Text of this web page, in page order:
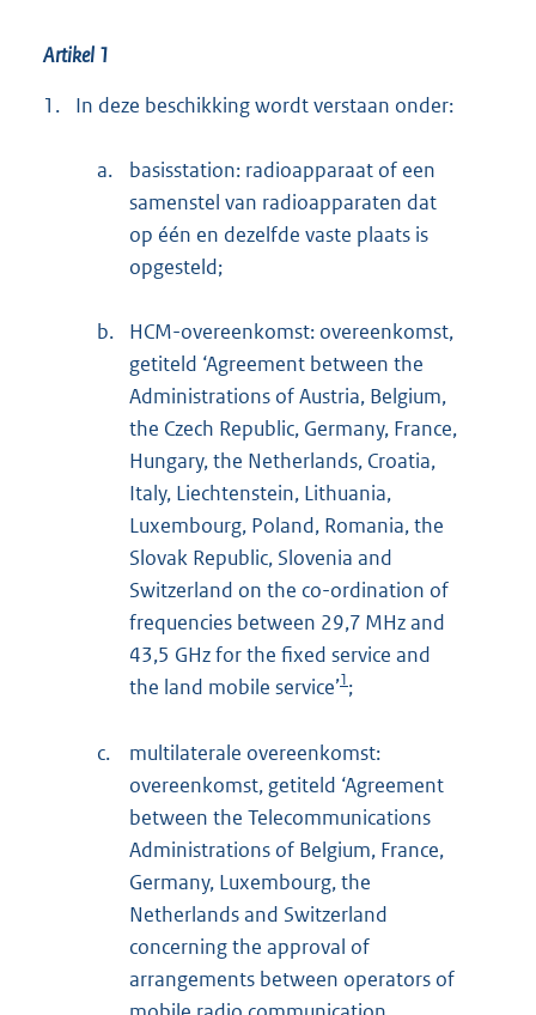
Artikel 1
1.
In deze beschikking wordt verstaan onder:
a.
basisstation: radioapparaat of een
samenstel van radioapparaten dat
op één en dezelfde vaste plaats is
opgesteld;
b.
HCM-overeenkomst: overeenkomst,
getiteld ‘Agreement between the
Administrations of Austria, Belgium,
the Czech Republic, Germany, France,
Hungary, the Netherlands, Croatia,
Italy, Liechtenstein, Lithuania,
Luxembourg, Poland, Romania, the
Slovak Republic, Slovenia and
Switzerland on the co-ordination of
frequencies between 29,7 MHz and
43,5 GHz for the fixed service and
the land mobile service’1;
c.
multilaterale overeenkomst:
overeenkomst, getiteld ‘Agreement
between the Telecommunications
Administrations of Belgium, France,
Germany, Luxembourg, the
Netherlands and Switzerland
concerning the approval of
arrangements between operators of